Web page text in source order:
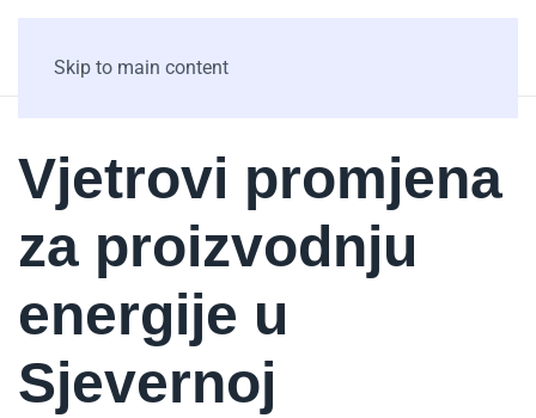
Skip to main content
Vjetrovi promjena
za proizvodnju
energije u
Sjevernoj